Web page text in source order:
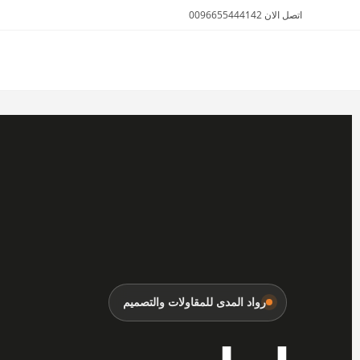
اتصل الان 0096655444142
رواد المدى للمقاولات والتصميم
الأثاث والمفروشات